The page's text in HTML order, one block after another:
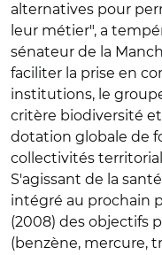
alternatives pour
leur métier", a
sénateur de la
faciliter la prise en
institutions, le
critère biodiversité
dotation globale de
collectivités
S'agissant de la
intégré au prochain
(2008) des objectifs
(benzène, mercure,